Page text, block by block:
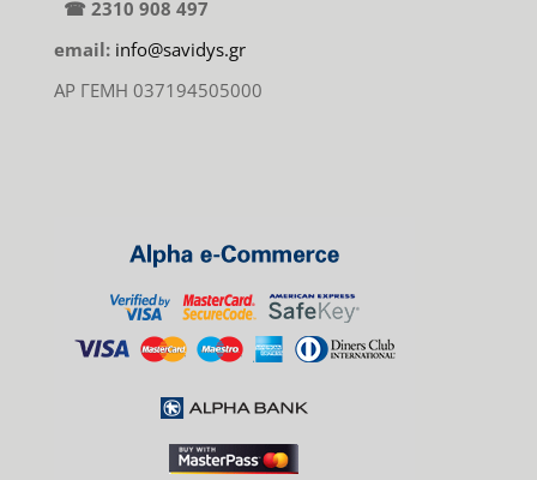
☎ 2310 908 497
email: info@savidys.gr
ΑΡ ΓΕΜΗ 037194505000